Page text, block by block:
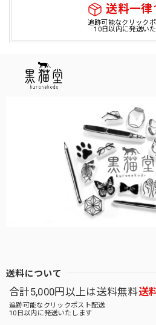
送料一律
追跡可能なクリック
10日以内に発送い
送料について
合計5,000円以上は送料無料送
追跡可能なクリックポスト配送
10日以内に発送いたします